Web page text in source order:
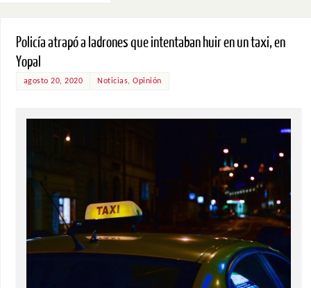
Policía atrapó a ladrones que intentaban huir en un taxi, en
Yopal
agosto 20, 2020 Noticias,Opinión